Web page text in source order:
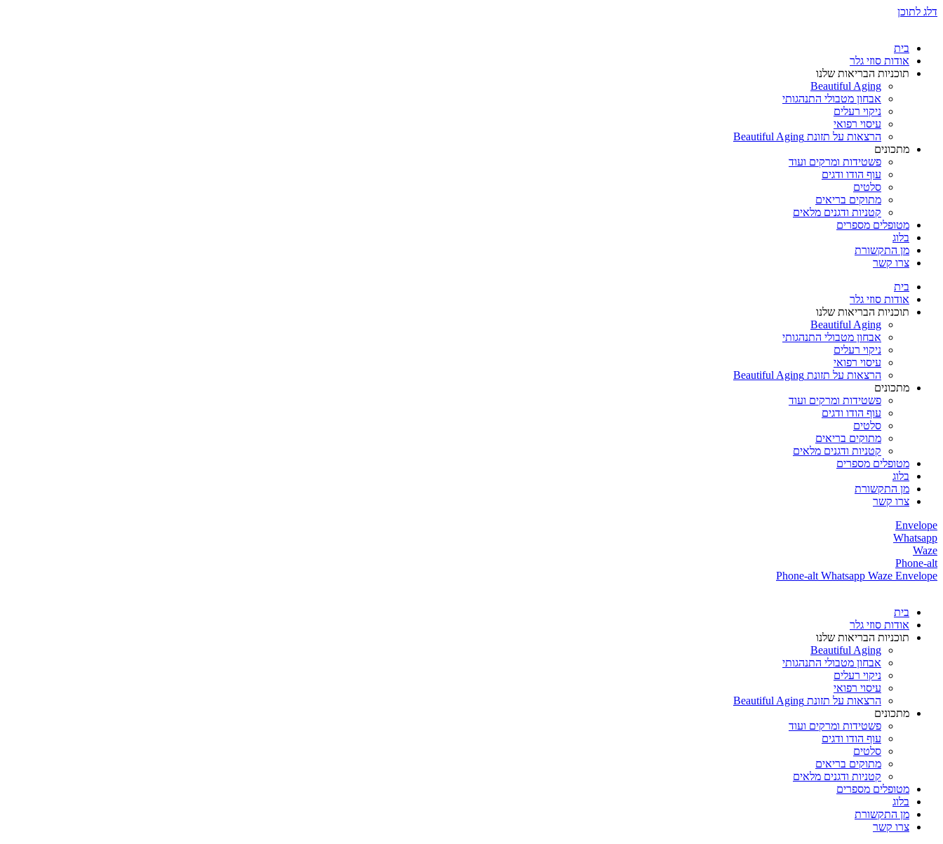
דלג לתוכן
בית
אודות סוזי גלר
תוכניות הבריאות שלנו
Beautiful Aging
אבחון מטבולי התנהגותי
ניקוי רעלים
עיסוי רפואי
הרצאות על תזונת Beautiful Aging
מתכונים
פשטידות ומרקים ועוד
עוף הודו ודגים
סלטים
מתוקים בריאים
קטניות ודגנים מלאים
מטופלים מספרים
בלוג
מן התקשורת
צרו קשר
בית
אודות סוזי גלר
תוכניות הבריאות שלנו
Beautiful Aging
אבחון מטבולי התנהגותי
ניקוי רעלים
עיסוי רפואי
הרצאות על תזונת Beautiful Aging
מתכונים
פשטידות ומרקים ועוד
עוף הודו ודגים
סלטים
מתוקים בריאים
קטניות ודגנים מלאים
מטופלים מספרים
בלוג
מן התקשורת
צרו קשר
Envelope
Whatsapp
Waze
Phone-alt
Phone-alt Whatsapp Waze Envelope
בית
אודות סוזי גלר
תוכניות הבריאות שלנו
Beautiful Aging
אבחון מטבולי התנהגותי
ניקוי רעלים
עיסוי רפואי
הרצאות על תזונת Beautiful Aging
מתכונים
פשטידות ומרקים ועוד
עוף הודו ודגים
סלטים
מתוקים בריאים
קטניות ודגנים מלאים
מטופלים מספרים
בלוג
מן התקשורת
צרו קשר